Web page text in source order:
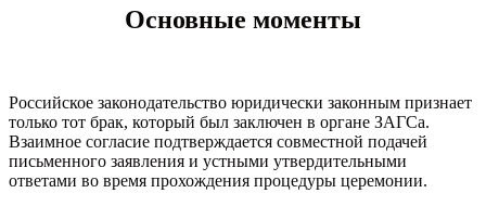
Основные моменты
Российское законодательство юридически законным признает
только тот брак, который был заключен в органе ЗАГСа.
Взаимное согласие подтверждается совместной подачей
письменного заявления и устными утвердительными
ответами во время прохождения процедуры церемонии.